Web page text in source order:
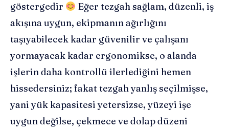
göstergedir
Eğer tezgah sağlam, düzenli, iş
akışına uygun, ekipmanın ağırlığını
taşıyabilecek kadar güvenilir ve çalışanı
yormayacak kadar ergonomikse, o alanda
işlerin daha kontrollü ilerlediğini hemen
hissedersiniz; fakat tezgah yanlış seçilmişse,
yani yük kapasitesi yetersizse, yüzeyi işe
uygun değilse, çekmece ve dolap düzeni